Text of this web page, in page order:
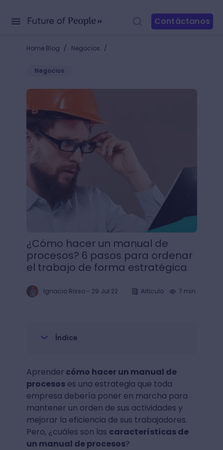
Contáctanos
Home Blog / Negocios /
Negocios
¿Cómo hacer un manual de procesos? 6 pasos
¿Cómo hacer un manual de
procesos? 6 pasos para ordenar
el trabajo de forma estratégica
Ignacio Risso- 29 Jul 22 Articulo 7 min.
Índice
Aprender cómo hacer un manual de
procesoses una estrategia que toda
empresa debería poner en marcha para
mantener un orden de sus actividades y
mejorar la eficiencia de sus trabajadores.
Pero, ¿cuáles son las características de
un manual de procesos?